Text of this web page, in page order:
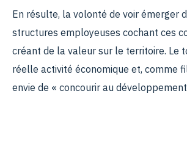
En résulte, la volonté de voir émerger
structures employeuses cochant ces
créant de la valeur sur le territoire. Le
réelle activité économique et, comme
envie de « concourir au